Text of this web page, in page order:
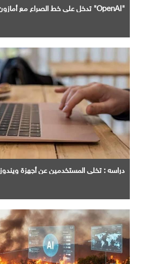
"OpenAI" تدخل علي خط الصراع مع أمازون
دراسه : تخلي المستخدمين عن أجهزة